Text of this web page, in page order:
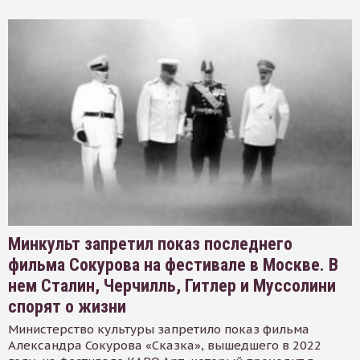
Минкульт запретил показ последнего
фильма Сокурова на фестивале в Москве. В
нем Сталин, Черчилль, Гитлер и Муссолини
спорят о жизни
Министерство культуры запретило показ фильма
Александра Сокурова «Сказка», вышедшего в 2022